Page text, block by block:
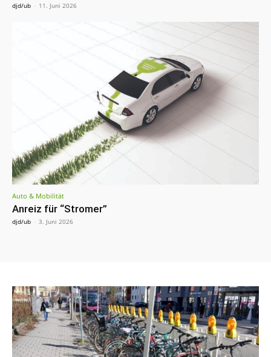
djd/ub - 11. Juni 2026
Auto & Mobilität
Anreiz für “Stromer”
djd/ub - 3. Juni 2026